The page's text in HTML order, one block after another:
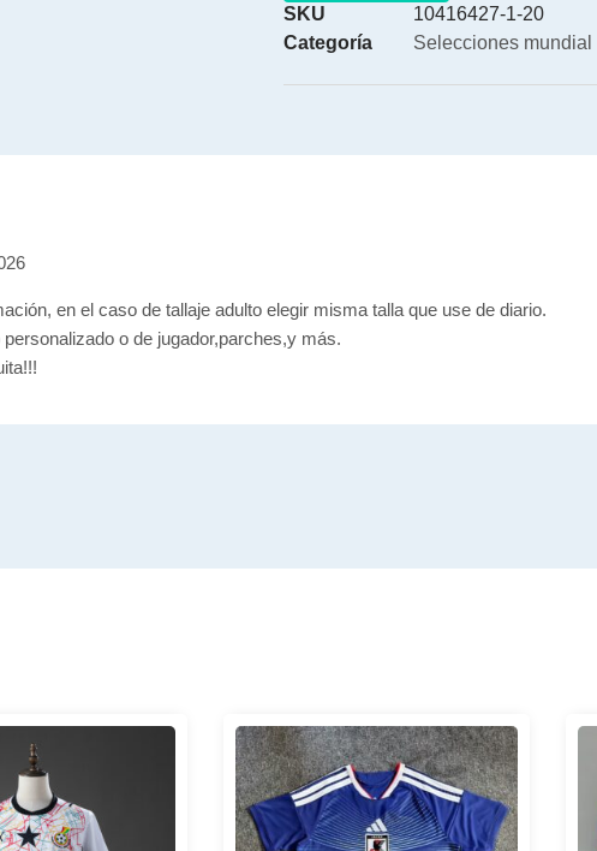
SKU
10416427-1-20
Categoría
Selecciones
en el caso de tallaje adulto elegir misma talla que use de diario.
o de jugador,parches,y más.